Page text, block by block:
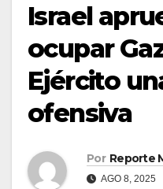
Israel
ocupar
Ejército
ofensiva
Por Reporte
AGO 8, 2025